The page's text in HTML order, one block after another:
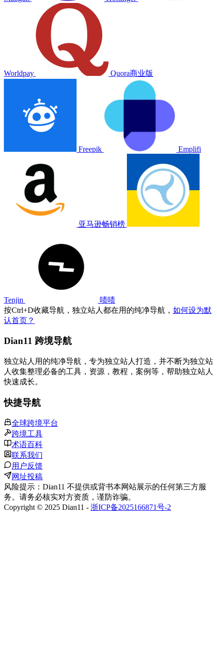
Worldpay Quora商业版
Freepik Emplifi
亚马逊畅销榜
Tenjin
啧啧
按Ctrl+D收藏导航，独立站人都在用的纯净导航， 如何设为默
认首页？
Dian11 跨境导航
独立站人用的纯净导航，专为独立站人打造，并不断为独立站
人收集整理必备的工具，资源，教程，案例等，帮助独立站人
快速成长。
快捷导航
全球跨境平台
跨境工具
术语百科
联系我们
用户反馈
网址投稿
风险提示：Dian11 不提供或背书本网站展示的任何第三方服
务。请务必核实对方资质，谨防诈骗。
Copyright © 2025 Dian11 - 浙ICP备2025166871号-2